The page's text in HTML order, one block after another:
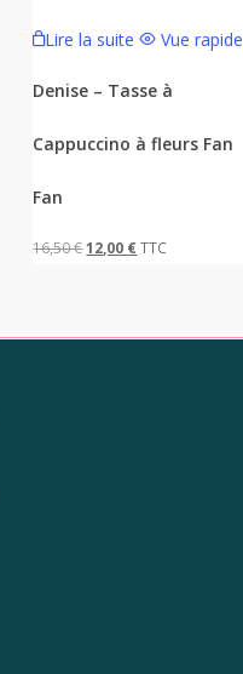
Lire la suite Vue rapide
Denise – Tasse à
Cappuccino à fleurs Fan
Fan
16,50€Le
était :
12,00 € Le
est :
TTC